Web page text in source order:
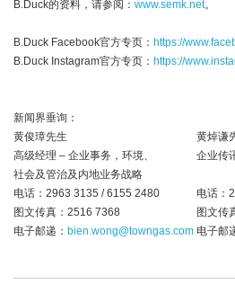
B.Duck的资料，请参阅： www.semk.net。
B.Duck Facebook官方专页： https://
B.Duck Instagram官方专页： https://
新闻界垂询：
黄俊璋先生
黄焯谦
高级经理 – 企业事务，环境、
社会及管治及内地业务战略
企业传
电话：2963 3135 / 6155 2480
电话：
图文传真：2516 7368
图文传
电子邮递： bien.wong@towngas.com 电子邮